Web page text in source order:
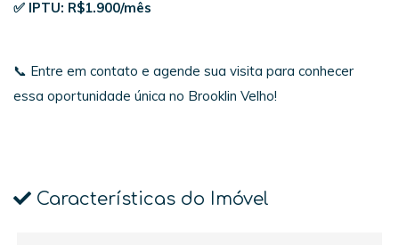
✅ IPTU: R$1.900/mês
📞 Entre em contato e agende sua visita para conhecer
essa oportunidade única no Brooklin Velho!
Características do Imóvel